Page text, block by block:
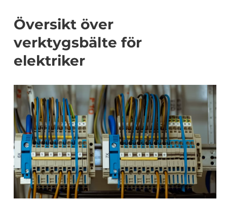
Översikt över
verktygsbälte för
elektriker